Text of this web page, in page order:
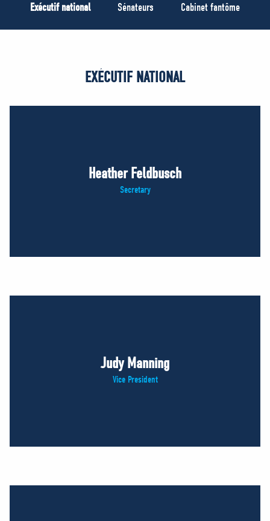
MÉDIAS
BÉNÉVOLE
BOUTIQUE
Exécutif national
Sénateurs Cabinet fantôme
EXÉCUTIF NATIONAL
Heather Feldbusch
Secretary
Judy Manning
Vice President